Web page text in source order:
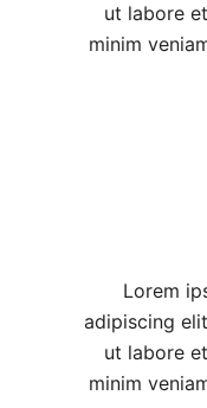
ut labore
minim
Lorem
adipiscing
ut labore
minim